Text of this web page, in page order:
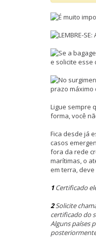
É muito
LEMBRE-
Se a
e solicite esse
No
prazo máximo
Ligue sempre
forma, você
Fica desde já
casos
fora da rede
marítimas, o
em terra,
1Certificado
2Solicite
certificado do
Alguns países